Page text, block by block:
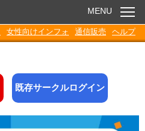
お知らせ
電子書籍
Q&A
MENU
女性向けインフォ 通信販売 ヘルプ
既存サークルログイン